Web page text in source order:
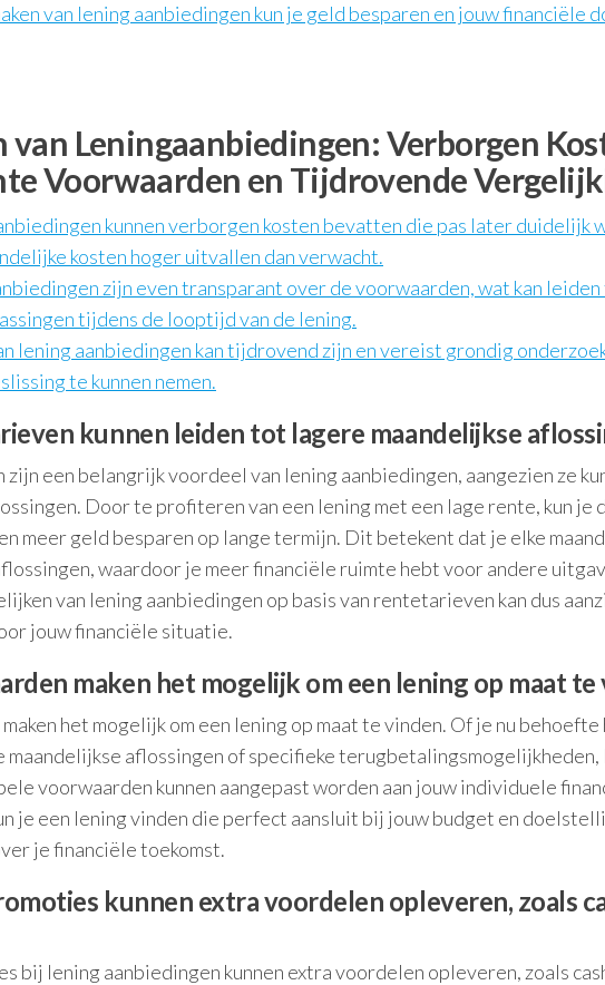
van lening aanbiedingen kun je geld besparen en jouw financiële
van Leningaanbiedingen: Verborgen
Voorwaarden en Tijdrovende
kunnen verborgen kosten bevatten die pas later duidelijk
kosten hoger uitvallen dan verwacht.
zijn even transparant over de voorwaarden, wat kan
tijdens de looptijd van de lening.
lening aanbiedingen kan tijdrovend zijn en vereist grondig
te kunnen nemen.
kunnen leiden tot lagere maandelijkse
een belangrijk voordeel van lening aanbiedingen, aangezien ze
Door te profiteren van een lening met een lage rente, kun je
meer geld besparen op lange termijn. Dit betekent dat je elke
waardoor je meer financiële ruimte hebt voor andere
van lening aanbiedingen op basis van rentetarieven kan dus
jouw financiële situatie.
maken het mogelijk om een lening op maat te
het mogelijk om een lening op maat te vinden. Of je nu behoefte
aflossingen of specifieke terugbetalingsmogelijkheden,
voorwaarden kunnen aangepast worden aan jouw individuele
je een lening vinden die perfect aansluit bij jouw budget en
je financiële toekomst.
kunnen extra voordelen opleveren, zoals
bij lening aanbiedingen kunnen extra voordelen opleveren, zoals